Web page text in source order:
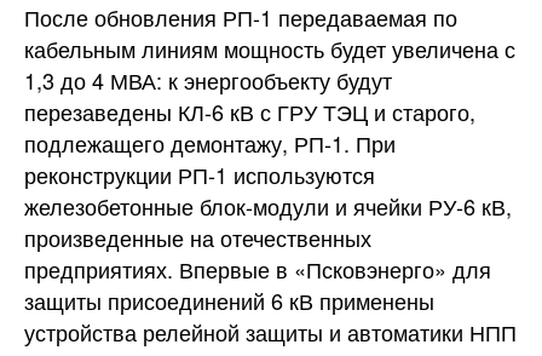
После обновления РП-1 передаваемая по
кабельным линиям мощность будет увеличена с
1,3 до 4 МВА: к энергообъекту будут
перезаведены КЛ-6 кВ с ГРУ ТЭЦ и старого,
подлежащего демонтажу, РП-1. При
реконструкции РП-1 используются
железобетонные блок-модули и ячейки РУ-6 кВ,
произведенные на отечественных
предприятиях. Впервые в «Псковэнерго» для
защиты присоединений 6 кВ применены
устройства релейной защиты и автоматики НПП